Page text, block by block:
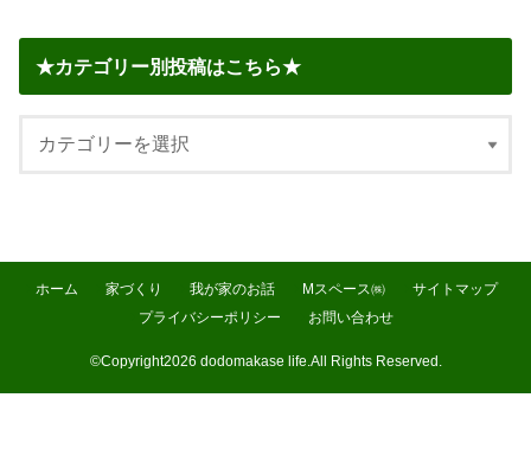
★カテゴリー別投稿はこちら★
ホーム 家づくり 我が家のお話 Mスペース㈱
サイトマップ
プライバシーポリシー
お問い合わせ
©Copyright2026 dodomakase life .All Rights Reserved.